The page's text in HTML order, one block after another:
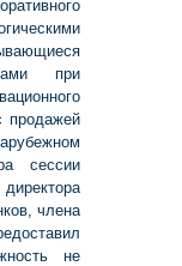
при
продажей
сессии
члена
не